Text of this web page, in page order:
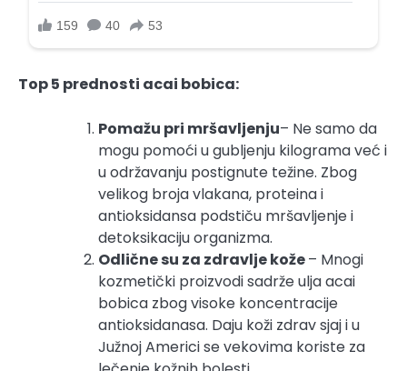
Top 5 prednosti acai bobica:
Pomažu pri mršavljenju– Ne samo da
mogu pomoći u gubljenju kilograma već i
u održavanju postignute težine. Zbog
velikog broja vlakana, proteina i
antioksidansa podstiču mršavljenje i
detoksikaciju organizma.
Odlične su za zdravlje kože– Mnogi
kozmetički proizvodi sadrže ulja acai
bobica zbog visoke koncentracije
antioksidanasa. Daju koži zdrav sjaj i u
Južnoj Americi se vekovima koriste za